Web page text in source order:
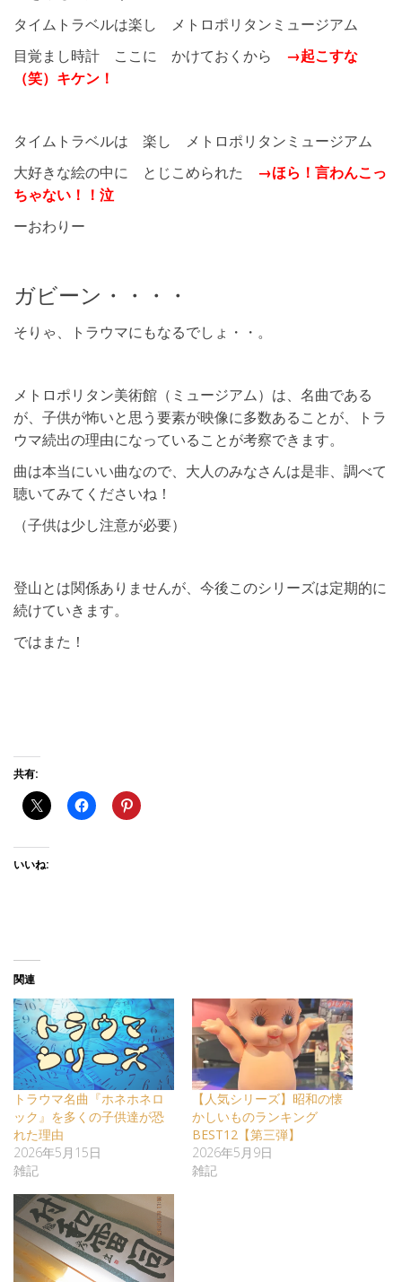
タイムトラベルは楽し メトロポリタンミュージアム
目覚まし時計 ここに かけておくから →起こすな
（笑）キケン！
タイムトラベルは 楽し メトロポリタンミュージアム
大好きな絵の中に とじこめられた →ほら！言わんこっ
ちゃない！！泣
ーおわりー
ガビーン・・・・
そりゃ、トラウマにもなるでしょ・・。
メトロポリタン美術館（ミュージアム）は、名曲である
が、子供が怖いと思う要素が映像に多数あることが、トラ
ウマ続出の理由になっていることが考察できます。
曲は本当にいい曲なので、大人のみなさんは是非、調べて
聴いてみてくださいね！
（子供は少し注意が必要）
登山とは関係ありませんが、今後このシリーズは定期的に
続けていきます。
ではまた！
共有:
いいね:
関連
トラウマ名曲『ホネホネロ
ック』を多くの子供達が恐
れた理由
2026年5月15日
雑記
【人気シリーズ】昭和の懐
かしいものランキング
BEST12【第三弾】
2026年5月9日
雑記